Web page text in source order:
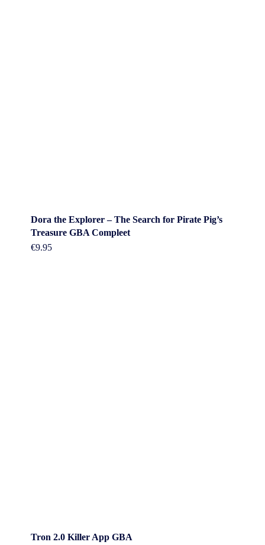
Dora the Explorer – The Search for Pirate Pig’s
Treasure GBA Compleet
€9.95
Tron 2.0 Killer App GBA